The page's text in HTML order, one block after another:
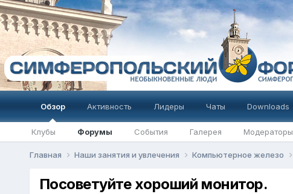
Обзор
Клубы Форумы События Галерея Модераторы
Активность Лидеры Чаты Downloads
Главная Наши занятия и увлечения Компьютерное железо
Посоветуйте хороший монитор.